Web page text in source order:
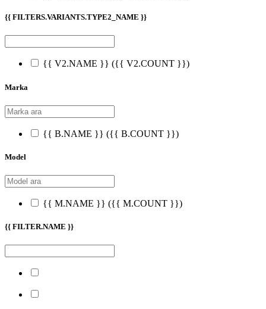
{{ FILTERS.VARIANTS.TYPE2_NAME }}
{{ V2.NAME }} ({{ V2.COUNT }})
Marka
{{ B.NAME }} ({{ B.COUNT }})
Model
{{ M.NAME }} ({{ M.COUNT }})
{{ FILTER.NAME }}